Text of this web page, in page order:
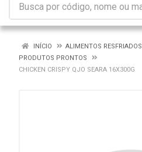
INÍCIO
ALIMENTOS RESFRIADOS
PRODUTOS PRONTOS
CHICKEN CRISPY QJO SEARA 16X300G